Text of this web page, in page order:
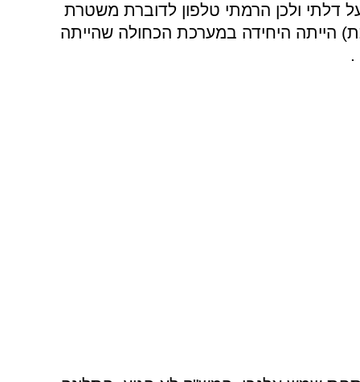
דלתי ולכן הרמתי טלפון לדוברת משטרת
הייתה היחידה במערכת הכחולה שהייתה
.